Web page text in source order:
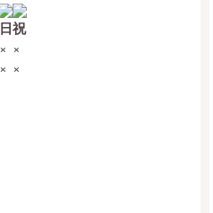
日祝
× ×
× ×